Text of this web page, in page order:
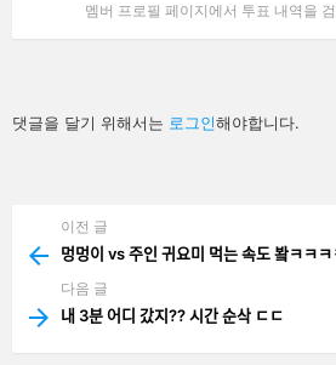
멤버 프로필 페이지에서 투표 내역을
답
글
댓글을 달기 위해서는 로그인해야합니다.
more
이전 글
멍멍이 vs 주인 귀요미 먹는 속도 봨ㅋ
다음 글
내 3분 어디 갔지?? 시간 순삭 ㄷㄷ